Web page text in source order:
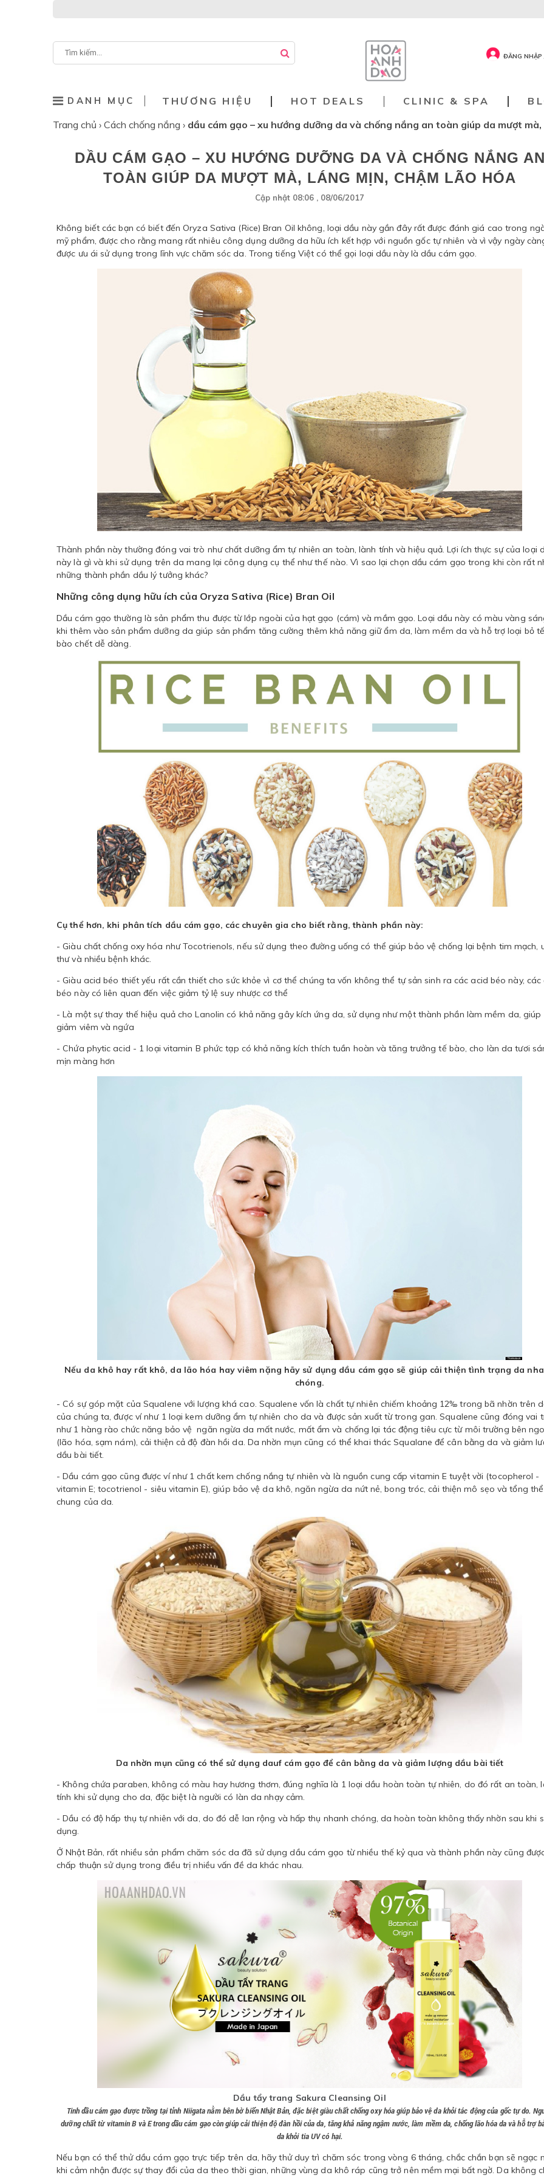
ĐĂNG NHẬP
DANH MỤC THƯƠNG HIỆU HOT DEALS CLINIC & SPA
Trang chủ › Cách chống nắng › dầu cám gạo – xu hướng dưỡng da và chống nắng an toàn giúp da mượt
DẦU CÁM GẠO – XU HƯỚNG DƯỠNG DA VÀ CHỐNG NẮNG AN
TOÀN GIÚP DA MƯỢT MÀ, LÁNG MỊN, CHẬM LÃO HÓA
Cập nhật 08:06 , 08/06/2017
Không biết các bạn có biết đến Oryza Sativa (Rice) Bran Oil không, loại dầu này gần đây rất được đánh giá cao trong
mỹ phẩm, được cho rằng mang rất nhiêu công dụng dưỡng da hữu ích kết hợp với nguồn gốc tự nhiên và vì vậy ngày
được ưu ái sử dụng trong lĩnh vực chăm sóc da. Trong tiếng Việt có thể gọi loại dầu này là dầu cám gạo.
Thành phần này thường đóng vai trò như chất dưỡng ẩm tự nhiên an toàn, lành tính và hiệu quả. Lợi ích thực sự của loại
này là gì và khi sử dụng trên da mang lại công dụng cụ thể như thế nào. Vì sao lại chọn dầu cám gạo trong khi còn rất
những thành phần dầu lý tưởng khác?
Những công dụng hữu ích của Oryza Sativa (Rice) Bran Oil
Dầu cám gạo thường là sản phẩm thu được từ lớp ngoài của hạt gạo (cám) và mầm gạo. Loại dầu này có màu vàng
khi thêm vào sản phẩm dưỡng da giúp sản phẩm tăng cường thêm khả năng giữ ẩm da, làm mềm da và hỗ trợ loại bỏ tế
bào chết dễ dàng.
Cụ thể hơn, khi phân tích dầu cám gạo, các chuyên gia cho biết rằng, thành phần này:
- Giàu chất chống oxy hóa như Tocotrienols, nếu sử dụng theo đường uống có thể giúp bảo vệ chống lại bệnh tim mạch,
thư và nhiều bệnh khác.
- Giàu acid béo thiết yếu rất cần thiết cho sức khỏe vì cơ thể chúng ta vốn không thể tự sản sinh ra các acid béo này, các
béo này có liên quan đến việc giảm tỷ lệ suy nhược cơ thể
- Là một sự thay thế hiệu quả cho Lanolin có khả năng gây kích ứng da, sử dụng như một thành phần làm mềm da, giúp
giảm viêm và ngứa
- Chứa phytic acid - 1 loại vitamin B phức tạp có khả năng kích thích tuần hoàn và tăng trưởng tế bào, cho làn da tươi
mịn màng hơn
Nếu da khô hay rất khô, da lão hóa hay viêm nặng hãy sử dụng dầu cám gạo sẽ giúp cải thiện tình trạng da
chóng.
- Có sự góp mặt của Squalene với lượng khá cao. Squalene vốn là chất tự nhiên chiếm khoảng 12‰ trong bã nhờn trên
của chúng ta, được ví như 1 loại kem dưỡng ẩm tự nhiên cho da và được sản xuất từ trong gan. Squalene cũng đóng vai
như 1 hàng rào chức năng bảo vệ ngăn ngừa da mất nước, mất ẩm và chống lại tác động tiêu cực từ môi trường bên
(lão hóa, sạm nám), cải thiện cả độ đàn hồi da. Da nhờn mụn cũng có thể khai thác Squalane để cân bằng da và giảm
dầu bài tiết.
- Dầu cám gạo cũng được ví như 1 chất kem chống nắng tự nhiên và là nguồn cung cấp vitamin E tuyệt vời (tocopherol -
vitamin E; tocotrienol - siêu vitamin E), giúp bảo vệ da khô, ngăn ngừa da nứt nẻ, bong tróc, cải thiện mô sẹo và tổng thể
chung của da.
Da nhờn mụn cũng có thể sử dụng dauf cám gạo để cân bằng da và giảm lượng dầu bài tiết
- Không chứa paraben, không có màu hay hương thơm, đúng nghĩa là 1 loại dầu hoàn toàn tự nhiên, do đó rất an toàn,
tính khi sử dụng cho da, đặc biệt là người có làn da nhạy cảm.
- Dầu có độ hấp thụ tự nhiên với da, do đó dễ lan rộng và hấp thụ nhanh chóng, da hoàn toàn không thấy nhờn sau khi
dụng.
Ở Nhật Bản, rất nhiều sản phẩm chăm sóc da đã sử dụng dầu cám gạo từ nhiều thế kỷ qua và thành phần này cũng
chấp thuận sử dụng trong điều trị nhiều vấn đề da khác nhau.
Dầu tẩy trang Sakura Cleansing Oil
Tinh dầu cám gạo được trồng tại tỉnh Niigata nằm bên bờ biển Nhật Bản, đặc biệt giàu chất chống oxy hóa giúp bảo vệ da khỏi tác động của gốc tự do.
dưỡng chất từ vitamin B và E trong dầu cám gạo còn giúp cải thiện độ đàn hồi của da, tăng khả năng ngậm nước, làm mềm da, chống lão hóa da và hỗ trợ
da khỏi tia UV có hại.
Nếu bạn có thể thử dầu cám gạo trực tiếp trên da, hãy thử duy trì chăm sóc trong vòng 6 tháng, chắc chắn bạn sẽ ngạc
khi cảm nhận được sự thay đổi của da theo thời gian, những vùng da khô ráp cũng trở nên mềm mại bất ngờ. Da không